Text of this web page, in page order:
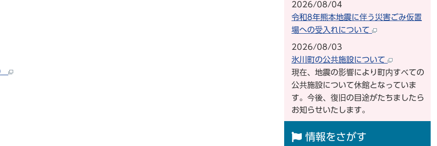
2026/08/04
令和8年熊本地震に伴う災害ごみ仮置
場への受入れについて
2026/08/03
氷川町の公共施設について
現在、地震の影響により町内すべての
公共施設について休館となっていま
す。今後、復旧の目途がたちましたら
お知らせいたします。
情報をさがす